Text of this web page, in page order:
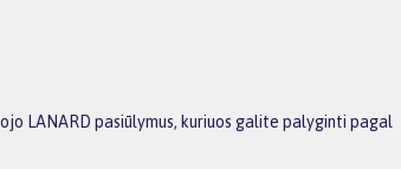
LANARD pasiūlymus, kuriuos galite palyginti pagal